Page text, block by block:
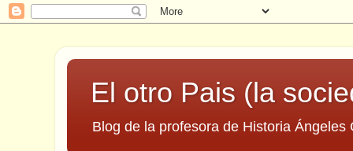
El otro Pais (la
Blog de la profesora de Historia Ángeles